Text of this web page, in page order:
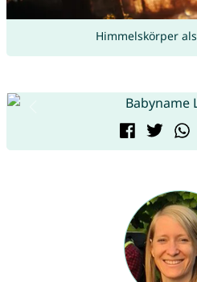
Himmelskörper